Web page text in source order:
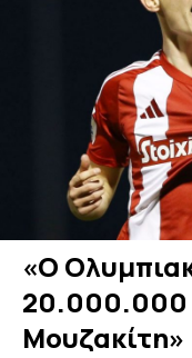
«Ο
20.000.000
Μουζακίτη»